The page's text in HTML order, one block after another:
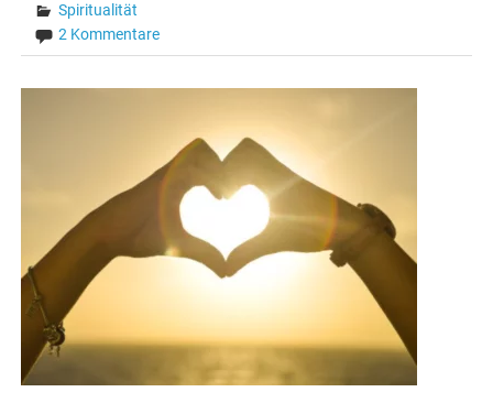
Spiritualität
2 Kommentare